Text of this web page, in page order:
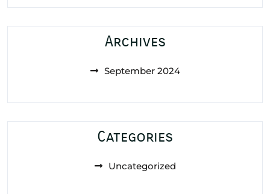
Archives
September 2024
Categories
Uncategorized